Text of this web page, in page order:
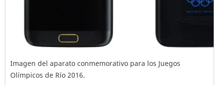
Imagen del aparato conmemorativo para los Juegos
Olímpicos de Río 2016.